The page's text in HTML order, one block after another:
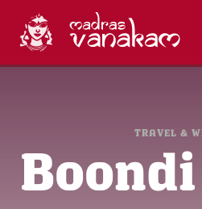
TRAVEL &